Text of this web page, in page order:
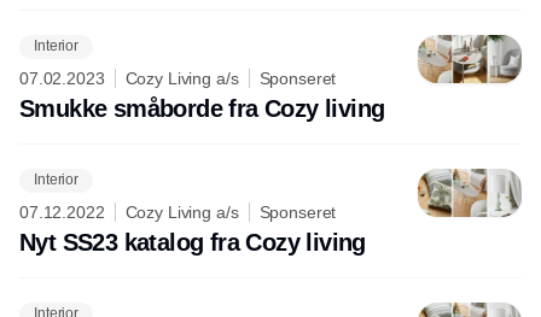
Interior
07.02.2023 Cozy Living a/s Sponseret
Smukke småborde fra Cozy living
Interior
07.12.2022 Cozy Living a/s Sponseret
Nyt SS23 katalog fra Cozy living
Interior